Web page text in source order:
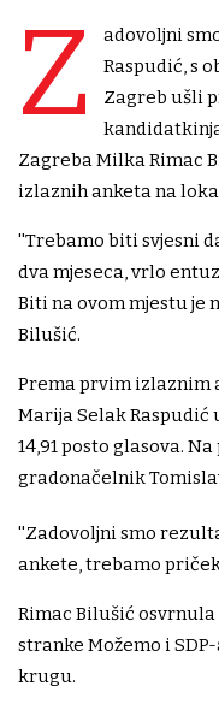
Z
adovoljni
Raspudić, s
Zagreb ušli
Zagreba Milka Rimac
izlaznih anketa na
''Trebamo biti svjesni
dva mjeseca, vrlo
Biti na ovom mjestu je
Bilušić.
Prema prvim izlaznim
Marija Selak Raspudić
14,91 posto glasova.
gradonačelnik
''Zadovoljni smo
ankete, trebamo
Rimac Bilušić
stranke Možemo i
krugu.